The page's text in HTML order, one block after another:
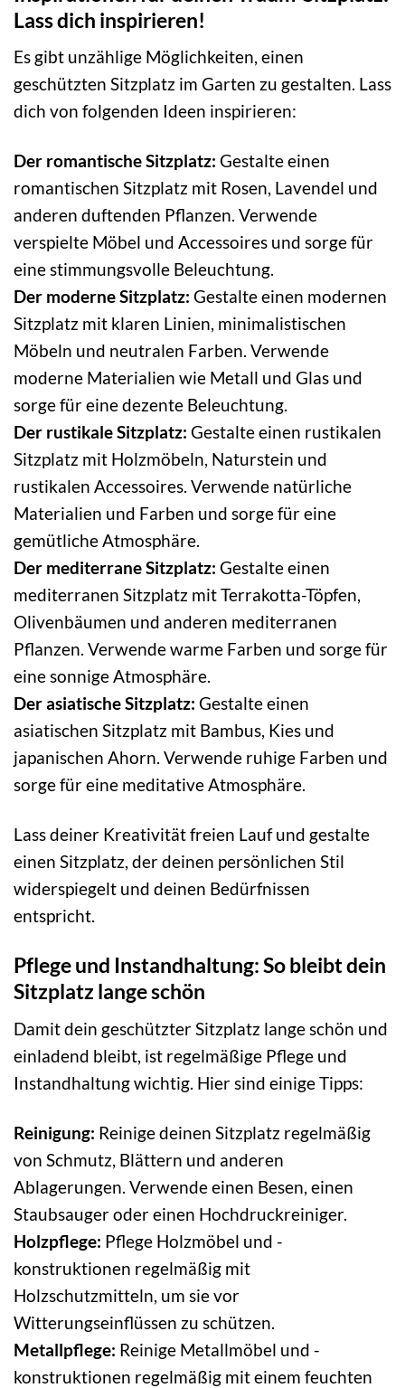
Lass dich inspirieren!
Es gibt unzählige Möglichkeiten, einen
geschützten Sitzplatz im Garten zu gestalten. Lass
dich von folgenden Ideen inspirieren:
Der romantische Sitzplatz: Gestalte einen
romantischen Sitzplatz mit Rosen, Lavendel und
anderen duftenden Pflanzen. Verwende
verspielte Möbel und Accessoires und sorge für
eine stimmungsvolle Beleuchtung.
Der moderne Sitzplatz: Gestalte einen modernen
Sitzplatz mit klaren Linien, minimalistischen
Möbeln und neutralen Farben. Verwende
moderne Materialien wie Metall und Glas und
sorge für eine dezente Beleuchtung.
Der rustikale Sitzplatz: Gestalte einen rustikalen
Sitzplatz mit Holzmöbeln, Naturstein und
rustikalen Accessoires. Verwende natürliche
Materialien und Farben und sorge für eine
gemütliche Atmosphäre.
Der mediterrane Sitzplatz: Gestalte einen
mediterranen Sitzplatz mit Terrakotta-Töpfen,
Olivenbäumen und anderen mediterranen
Pflanzen. Verwende warme Farben und sorge für
eine sonnige Atmosphäre.
Der asiatische Sitzplatz: Gestalte einen
asiatischen Sitzplatz mit Bambus, Kies und
japanischen Ahorn. Verwende ruhige Farben und
sorge für eine meditative Atmosphäre.
Lass deiner Kreativität freien Lauf und gestalte
einen Sitzplatz, der deinen persönlichen Stil
widerspiegelt und deinen Bedürfnissen
entspricht.
Pflege und Instandhaltung: So bleibt dein
Sitzplatz lange schön
Damit dein geschützter Sitzplatz lange schön und
einladend bleibt, ist regelmäßige Pflege und
Instandhaltung wichtig. Hier sind einige Tipps:
Reinigung: Reinige deinen Sitzplatz regelmäßig
von Schmutz, Blättern und anderen
Ablagerungen. Verwende einen Besen, einen
Staubsauger oder einen Hochdruckreiniger.
Holzpflege: Pflege Holzmöbel und -
konstruktionen regelmäßig mit
Holzschutzmitteln, um sie vor
Witterungseinflüssen zu schützen.
Metallpflege: Reinige Metallmöbel und -
konstruktionen regelmäßig mit einem feuchten